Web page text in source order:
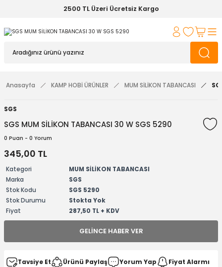
2500 TL Üzeri Ücretsiz Kargo
Anasayfa KAMP HOBİ ÜRÜNLER MUM SİLİKON TABANCASI
SGS
SGS MUM SİLİKON TABANCASI 30 W SGS 5290
0 Puan - 0 Yorum
345,00 TL
Kategori
MUM SİLİKON TABANCASI
Marka
SGS
Stok Kodu
SGS 5290
Stok Durumu
Stokta Yok
Fiyat
287,50 TL + KDV
GELINCE HABER VER
Tavsiye Et Ürünü Paylaş Yorum Yap Fiyat Alarmı